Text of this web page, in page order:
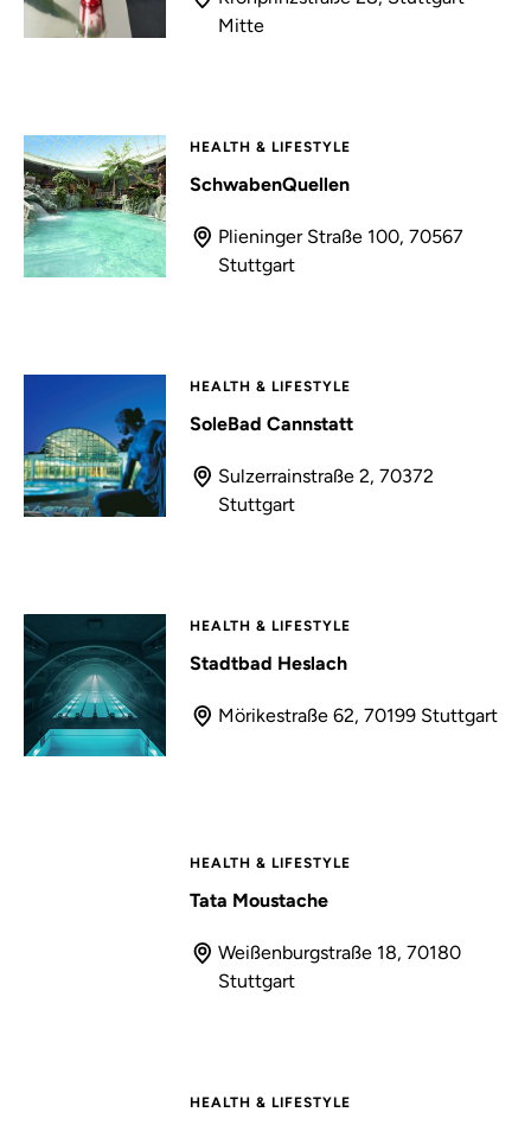
Mitte
HEALTH & LIFESTYLE
SchwabenQuellen
Plieninger Straße 100, 70567
Stuttgart
HEALTH & LIFESTYLE
SoleBad Cannstatt
Sulzerrainstraße 2, 70372
Stuttgart
HEALTH & LIFESTYLE
Stadtbad Heslach
Mörikestraße 62, 70199 Stuttgart
HEALTH & LIFESTYLE
Tata Moustache
Weißenburgstraße 18, 70180
Stuttgart
HEALTH & LIFESTYLE